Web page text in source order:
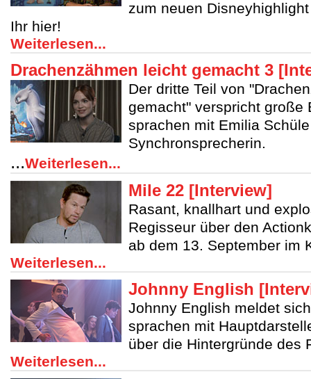
zum neuen
Ihr hier!
Weiterlesen...
Drachenzähmen leicht gemacht 3
Der dritte Teil von
gemacht" verspricht große
sprachen mit Emilia
Synchronsprecherin.
...Weiterlesen...
Mile 22 [Interview]
Rasant, knallhart und
Regisseur über den
ab dem 13. September im
Weiterlesen...
Johnny English
Johnny English meldet
sprachen mit
über die Hintergründe des
Weiterlesen...